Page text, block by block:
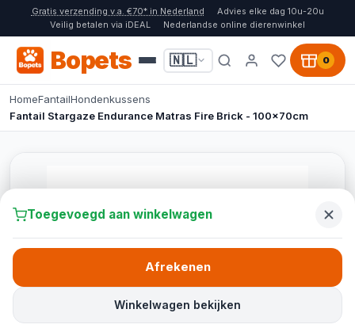
Gratis verzending v.a. €70* in Nederland
Advies elke dag 10u-20u
Veilig betalen via iDEAL
Nederlandse online dierenwinkel
Bopets 🇳🇱 0
HomeFantailHondenkussens
Fantail Stargaze Endurance Matras Fire Brick - 100x70cm
Toegevoegd aan winkelwagen
Winkelwagen bekijken
Afrekenen